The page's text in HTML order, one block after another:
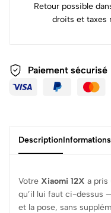
Retour possible
droits et taxes
Paiement sécurisé
Description
Votre Xiaomi 12X a pris
qu’il lui faut ci-dessus
et la pose, sans